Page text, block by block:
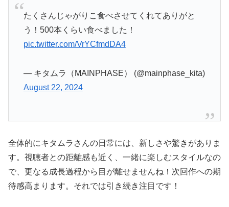
たくさんじゃがりこ食べさせてくれてありがと
う！500本くらい食べました！
pic.twitter.com/VrYCfmdDA4
— キタムラ（MAINPHASE） (@mainphase_kita)
August 22, 2024
全体的にキタムラさんの日常には、新しさや驚きがありま
す。視聴者との距離感も近く、一緒に楽しむスタイルなの
で、更なる成長過程から目が離せませんね！次回作への期
待感高まります。それでは引き続き注目です！